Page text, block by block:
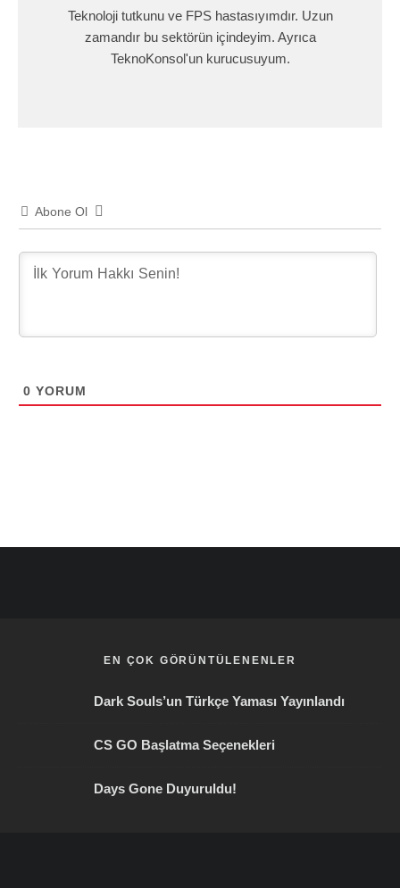
Teknoloji tutkunu ve FPS hastasıyımdır. Uzun
zamandır bu sektörün içindeyim. Ayrıca
TeknoKonsol'un kurucusuyum.
Abone Ol
0 YORUM
EN ÇOK GÖRÜNTÜLENENLER
Dark Souls’un Türkçe Yaması Yayınlandı
CS GO Başlatma Seçenekleri
Days Gone Duyuruldu!